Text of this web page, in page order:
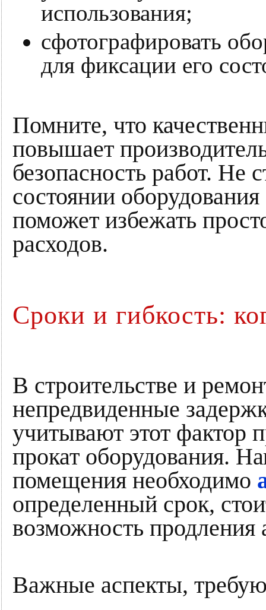
использования;
сфотографировать
для фиксации его
Помните, что
повышает
безопасность работ. Не
состоянии
поможет избежать
расходов.
Сроки и гибкость:
В строительстве и
непредвиденные
учитывают этот фактор
прокат оборудования.
помещения необходимо
определенный срок,
возможность
Важные аспекты,